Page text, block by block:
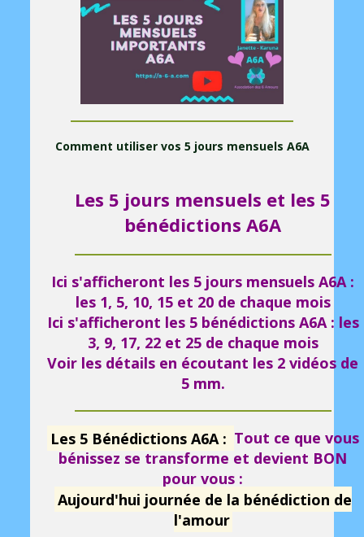
Comment utiliser vos 5 jours mensuels A6A
Les 5 jours mensuels et les 5
bénédictions A6A
Ici s'afficheront les 5 jours mensuels A6A :
les 1, 5, 10, 15 et 20 de chaque mois
Ici s'afficheront les 5 bénédictions A6A : les
3, 9, 17, 22 et 25 de chaque mois
Voir les détails en écoutant les 2 vidéos de
5 mm.
Les 5 Bénédictions A6A : Tout ce que vous
bénissez se transforme et devient BON
pour vous :
Aujourd'hui journée de la bénédiction de
l'amour